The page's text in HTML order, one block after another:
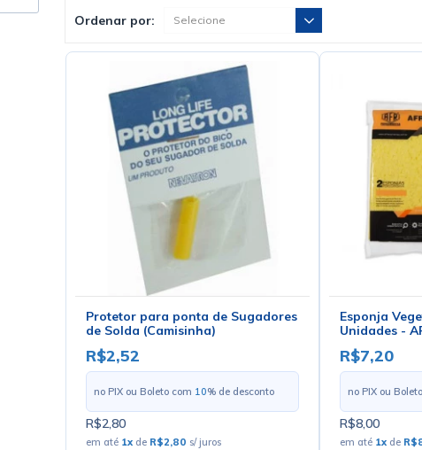
Ordenar por:
Protetor para ponta de Sugadores
de Solda (Camisinha)
R$2,52
no PIX ou Boleto com 10% de desconto
R$2,80
em até 1xde R$2,80 s/ juros
Esponja
Unidades -
R$7,20
no PIX ou
R$8,00
em até 1xde